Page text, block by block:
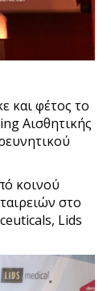
και φέτος το
Αισθητικής
κοινού
στο
Lids